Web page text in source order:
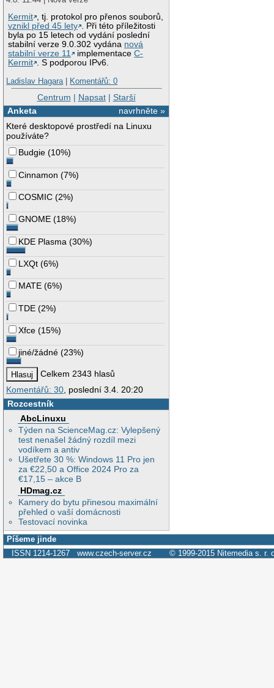
Kermit , tj. protokol pro přenos souborů,
vznikl před 45 lety . Při této příležitosti
byla po 15 letech od vydání poslední
stabilní verze 9.0.302 vydána nová
stabilní verze 11
implementaceC-
Kermit . S podporou IPv6.
Ladislav Hagara| Komentářů: 0
Centrum | Napsat| Starší
navrhněte »
Anketa
Které desktopové prostředí na Linuxu
používáte?
Budgie (10%)
Cinnamon (7%)
COSMIC (2%)
GNOME (18%)
KDE Plasma (30%)
LXQt (6%)
MATE (6%)
TDE (2%)
Xfce (15%)
jiné/žádné (23%)
Celkem 2343 hlasů
Komentářů: 30 , poslední 3.4. 20:20
Rozcestník
AbcLinuxu
Týden na ScienceMag.cz: Vylepšený
test nenašel žádný rozdíl mezi
vodíkem a antiv
Ušetřete 30 %: Windows 11 Pro jen
za €22,50 a Office 2024 Pro za
€17,15 – akce B
HDmag.cz
Kamery do bytu přinesou maximální
přehled o vaší domácnosti
Testovací novinka
Píšeme jinde
ISSN 1214-1267 www.czech-server.cz © 1999-2015 Nitemedia s. r.